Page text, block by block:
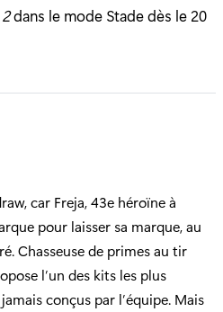
dans le mode Stade dès le 20
car Freja, 43e héroïne à
pour laisser sa marque, au
Chasseuse de primes au tir
l’un des kits les plus
conçus par l’équipe. Mais